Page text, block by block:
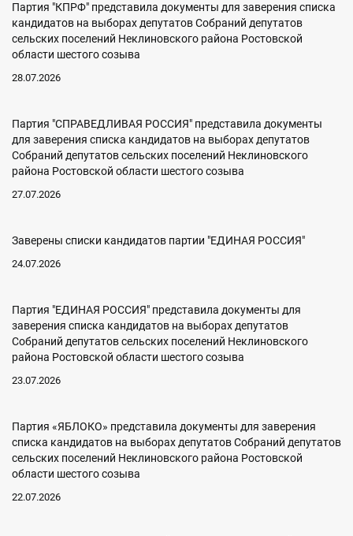
Партия "КПРФ" представила документы для заверения списка
кандидатов на выборах депутатов Собраний депутатов
сельских поселений Неклиновского района Ростовской
области шестого созыва
28.07.2026
Партия "СПРАВЕДЛИВАЯ РОССИЯ" представила документы
для заверения списка кандидатов на выборах депутатов
Собраний депутатов сельских поселений Неклиновского
района Ростовской области шестого созыва
27.07.2026
Заверены списки кандидатов партии "ЕДИНАЯ РОССИЯ"
24.07.2026
Партия "ЕДИНАЯ РОССИЯ" представила документы для
заверения списка кандидатов на выборах депутатов
Собраний депутатов сельских поселений Неклиновского
района Ростовской области шестого созыва
23.07.2026
Партия «ЯБЛОКО» представила документы для заверения
списка кандидатов на выборах депутатов Собраний депутатов
сельских поселений Неклиновского района Ростовской
области шестого созыва
22.07.2026